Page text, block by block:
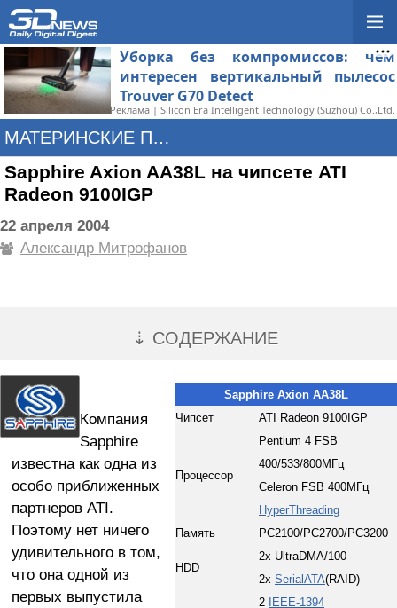
Уборка без компромиссов: чем
интересен вертикальный пылесос
Trouver G70 Detect
Реклама | Silicon Era Intelligent Technology (Suzhou) Co.,Ltd.
МАТЕРИНСКИЕ ПЛАТЫ
Sapphire Axion AA38L на чипсете ATI
Radeon 9100IGP
22 апреля 2004
Александр Митрофанов
⇣ СОДЕРЖАНИЕ
Sapphire Axion AA38L
Чипсет
ATI Radeon 9100IGP
Процессор
Pentium 4 FSB
400/533/800МГц
Celeron FSB 400МГц
HyperThreading
Память
PC2100/PC2700/PC3200
HDD
2x UltraDMA/100
2x SerialATA(RAID)
2
IEEE-1394
Компания
Sapphire
известна как одна из
особо приближенных
партнеров ATI.
Поэтому нет ничего
удивительного в том,
что она одной из
первых выпустила